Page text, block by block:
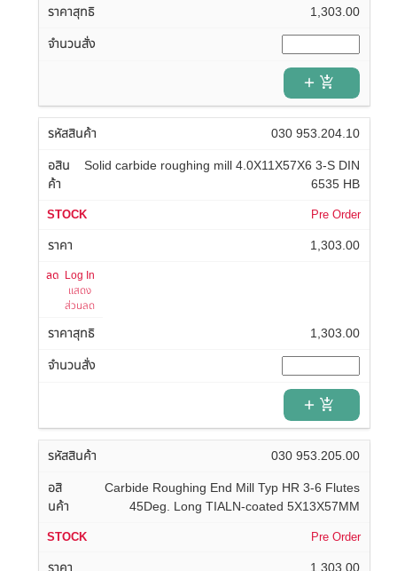
1,303.00
add_shopping_cart
030 953.204.10
Solid carbide roughing mill 4.0X11X57X6 3-S DIN
6535 HB
Pre Order
1,303.00
Log In
แสดง
ส่วนลด
1,303.00
add_shopping_cart
030 953.205.00
Carbide Roughing End Mill Typ HR 3-6 Flutes
45Deg. Long TIALN-coated 5X13X57MM
Pre Order
1,303.00